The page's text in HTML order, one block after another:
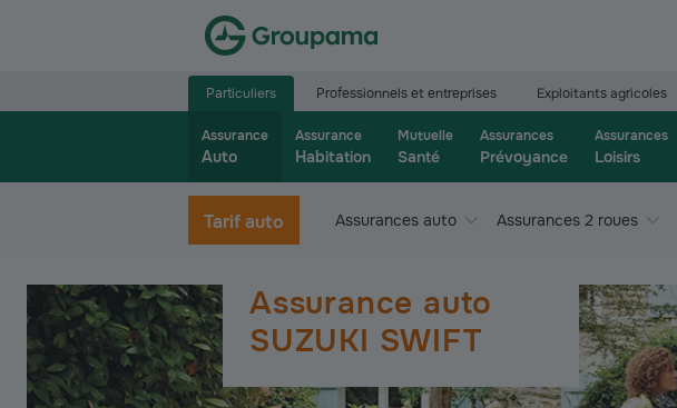
Particuliers Professionnels et entreprises Exploitants agricoles
Assurance
Auto
Assurance
Habitation
Mutuelle
Santé
Assurances
Prévoyance
Assurances
Loisirs
Tarif auto Assurances auto Assurances 2 roues
Assurance auto
SUZUKI SWIFT